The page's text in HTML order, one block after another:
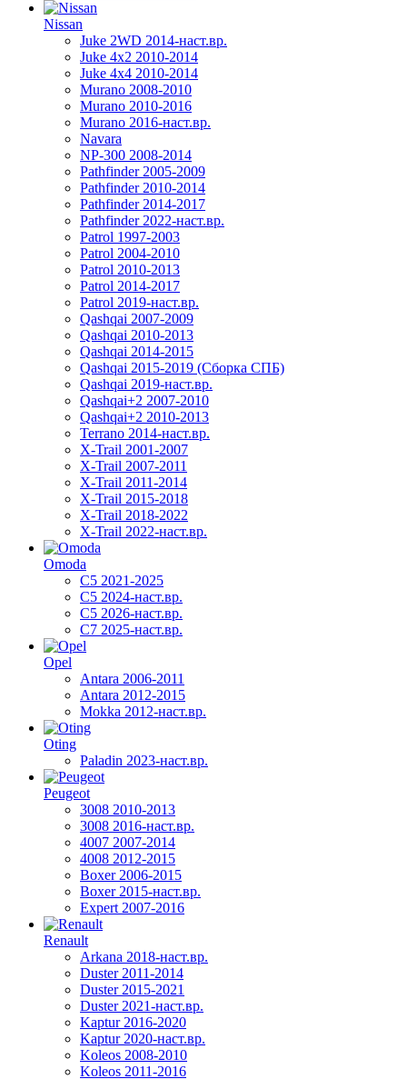
Nissan
Juke 2WD 2014-наст.вр.
Juke 4x2 2010-2014
Juke 4x4 2010-2014
Murano 2008-2010
Murano 2010-2016
Murano 2016-наст.вр.
Navara
NP-300 2008-2014
Pathfinder 2005-2009
Pathfinder 2010-2014
Pathfinder 2014-2017
Pathfinder 2022-наст.вр.
Patrol 1997-2003
Patrol 2004-2010
Patrol 2010-2013
Patrol 2014-2017
Patrol 2019-наст.вр.
Qashqai 2007-2009
Qashqai 2010-2013
Qashqai 2014-2015
Qashqai 2015-2019 (Сборка СПБ)
Qashqai 2019-наст.вр.
Qashqai+2 2007-2010
Qashqai+2 2010-2013
Terrano 2014-наст.вр.
X-Trail 2001-2007
X-Trail 2007-2011
X-Trail 2011-2014
X-Trail 2015-2018
X-Trail 2018-2022
X-Trail 2022-наст.вр.
Omoda
C5 2021-2025
C5 2024-наст.вр.
C5 2026-наст.вр.
C7 2025-наст.вр.
Opel
Antara 2006-2011
Antara 2012-2015
Mokka 2012-наст.вр.
Oting
Paladin 2023-наст.вр.
Peugeot
3008 2010-2013
3008 2016-наст.вр.
4007 2007-2014
4008 2012-2015
Boxer 2006-2015
Boxer 2015-наст.вр.
Expert 2007-2016
Renault
Arkana 2018-наст.вр.
Duster 2011-2014
Duster 2015-2021
Duster 2021-наст.вр.
Kaptur 2016-2020
Kaptur 2020-наст.вр.
Koleos 2008-2010
Koleos 2011-2016